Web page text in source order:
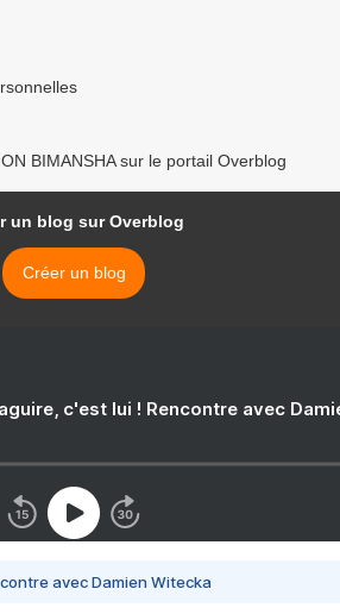
BIMANSHA sur le portail Overblog
un blog sur Overblog
Créer un blog
c'est lui ! Rencontre avec
avec Damien Witecka